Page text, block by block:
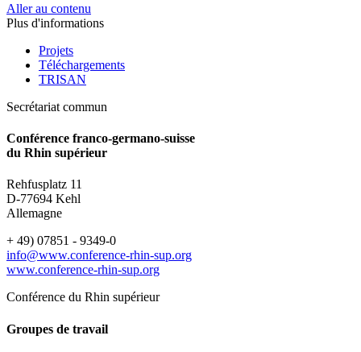
Aller au contenu
Plus d'informations
Projets
Téléchargements
TRISAN
Secrétariat commun
Conférence franco-germano-suisse
du Rhin supérieur
Rehfusplatz 11
D-77694 Kehl
Allemagne
+ 49) 07851 - 9349-0
info@www.conference-rhin-sup.org
www.conference-rhin-sup.org
Conférence du Rhin supérieur
Groupes de travail